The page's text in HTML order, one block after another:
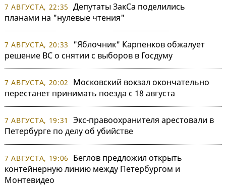
7 АВГУСТА, 22:35 Депутаты ЗакСа поделились
планами на "нулевые чтения"
7 АВГУСТА, 20:33
"Яблочник" Карпенков обжалует
решение ВС о снятии с выборов в Госдуму
7 АВГУСТА, 20:02
Московский вокзал окончательно
перестанет принимать поезда с 18 августа
7 АВГУСТА, 19:31
Экс-правоохранителя арестовали в
Петербурге по делу об убийстве
7 АВГУСТА, 19:06
Беглов предложил открыть
контейнерную линию между Петербургом и
Монтевидео